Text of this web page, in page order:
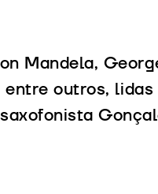
Mandela,
entre outros,